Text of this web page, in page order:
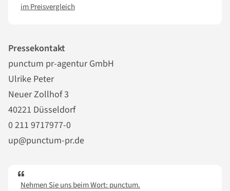
im Preisvergleich
Pressekontakt
punctum pr-agentur GmbH
Ulrike Peter
Neuer Zollhof 3
40221 Düsseldorf
0 211 9717977-0
up@punctum-pr.de
Nehmen Sie uns beim Wort: punctum.